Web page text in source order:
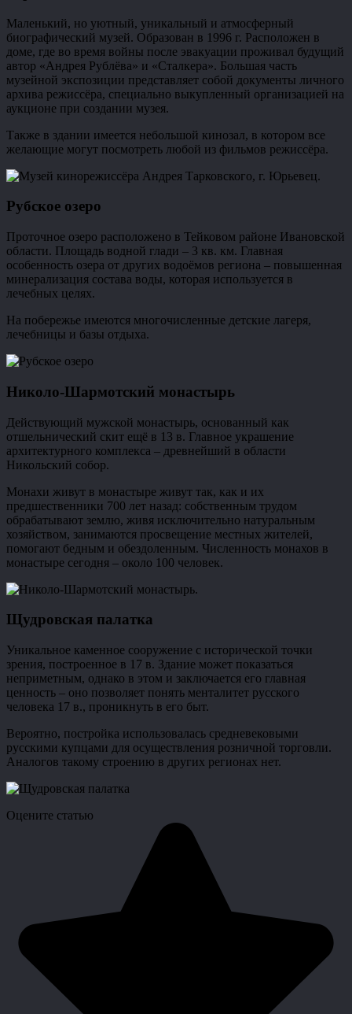
Маленький, но уютный, уникальный и атмосферный
биографический музей. Образован в 1996 г. Расположен в
доме, где во время войны после эвакуации проживал будущий
автор «Андрея Рублёва» и «Сталкера». Большая часть
музейной экспозиции представляет собой документы личного
архива режиссёра, специально выкупленный организацией на
аукционе при создании музея.
Также в здании имеется небольшой кинозал, в котором все
желающие могут посмотреть любой из фильмов режиссёра.
Рубское озеро
Проточное озеро расположено в Тейковом районе Ивановской
области. Площадь водной глади – 3 кв. км. Главная
особенность озера от других водоёмов региона – повышенная
минерализация состава воды, которая используется в
лечебных целях.
На побережье имеются многочисленные детские лагеря,
лечебницы и базы отдыха.
Николо-Шармотский монастырь
Действующий мужской монастырь, основанный как
отшельнический скит ещё в 13 в. Главное украшение
архитектурного комплекса – древнейший в области
Никольский собор.
Монахи живут в монастыре живут так, как и их
предшественники 700 лет назад: собственным трудом
обрабатывают землю, живя исключительно натуральным
хозяйством, занимаются просвещение местных жителей,
помогают бедным и обездоленным. Численность монахов в
монастыре сегодня – около 100 человек.
Щудровская палатка
Уникальное каменное сооружение с исторической точки
зрения, построенное в 17 в. Здание может показаться
неприметным, однако в этом и заключается его главная
ценность – оно позволяет понять менталитет русского
человека 17 в., проникнуть в его быт.
Вероятно, постройка использовалась средневековыми
русскими купцами для осуществления розничной торговли.
Аналогов такому строению в других регионах нет.
Оцените статью